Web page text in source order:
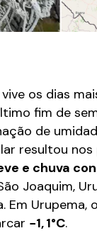
os dias
fim de
de
resultou nos
e chuva
Joaquim,
Em
−1,1°C.